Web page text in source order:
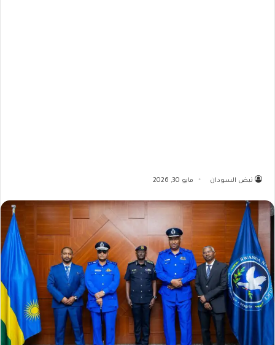
نبض السودان مايو 30, 2026